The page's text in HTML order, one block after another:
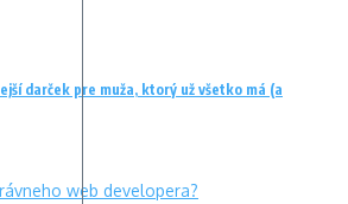
darček pre muža, ktorý už všetko má (a